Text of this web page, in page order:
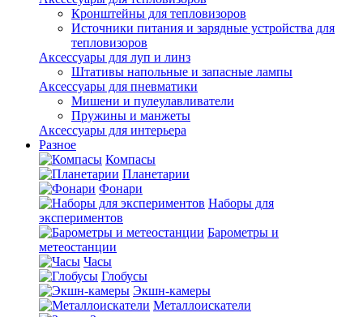
Кронштейны для тепловизоров
Источники питания и зарядные устройства для
тепловизоров
Аксессуары для луп и линз
Штативы напольные и запасные лампы
Аксессуары для пневматики
Мишени и пулеулавливатели
Пружины и манжеты
Аксессуары для интерьера
Разное
Компасы
Планетарии
Фонари
Наборы для
экспериментов
Барометры и
метеостанции
Часы
Глобусы
Экшн-камеры
Металлоискатели